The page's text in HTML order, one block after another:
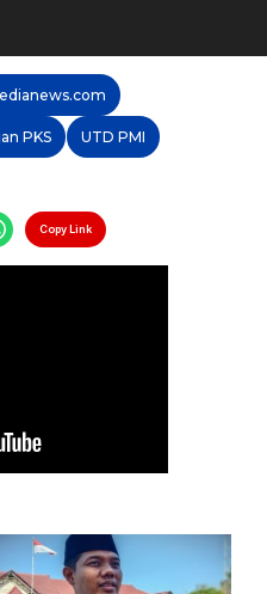
PKS UTD PMI
Copy Link